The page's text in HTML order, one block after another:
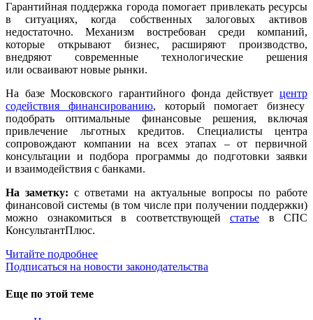
Гарантийная поддержка города помогает привлекать ресурсы
в ситуациях, когда собственных залоговых активов
недостаточно. Механизм востребован среди компаний,
которые открывают бизнес, расширяют производство,
внедряют современные технологические решения
или осваивают новые рынки.
На базе Московского гарантийного фонда действует центр
содействия финансированию, который помогает бизнесу
подобрать оптимальные финансовые решения, включая
привлечение льготных кредитов. Специалисты центра
сопровождают компании на всех этапах – от первичной
консультации и подбора программы до подготовки заявки
и взаимодействия с банками.
На заметку: с ответами на актуальные вопросы по работе
финансовой системы (в том числе при получении поддержки)
можно ознакомиться в соответствующей статье в СПС
КонсультантПлюс.
Читайте подробнее
Подписаться на новости законодательства
Еще по этой теме